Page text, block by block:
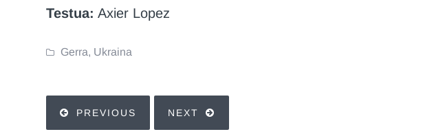
Testua: Axier Lopez
Gerra, Ukraina
PREVIOUS NEXT